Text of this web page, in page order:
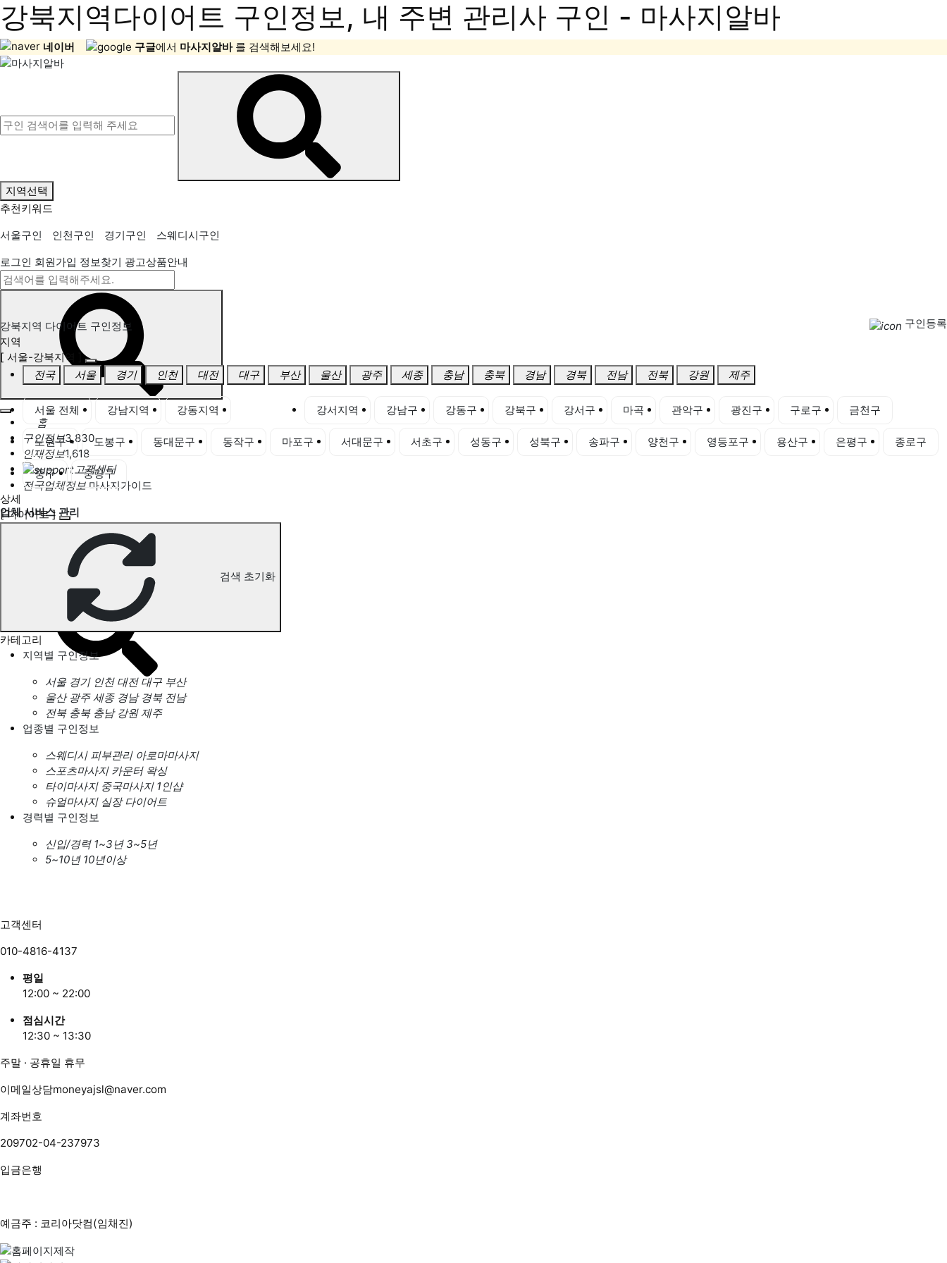
강북지역다이어트 구인정보, 내 주변 관리사 구인 - 마사지알바
네이버 구글에서 마사지알바 를 검색해보세요!
지역선택
추천키워드
서울구인
인천구인 경기구인
스웨디시구인
로그인 회원가입 정보찾기 광고상품안내
홈
구인정보3,830
인재정보1,618
고객센터
전국업체정보 마사지가이드
업체 서비스 관리
개인 서비스 관리
강북지역 다이어트 구인정보
강북지역 다이어트 구인정보
구인등록
지역
[ 서울-강북지역 ]
전국
서울 경기 인천 대전 대구 부산 울산 광주 세종 충남 충북 경남 경북 전남 전북 강원 제주
서울 전체 강남지역 강동지역 강서지역 강남구 강동구 강북구 강서구 마곡 관악구 광진구 구로구 금천구
노원구 도봉구 동대문구 동작구 마포구 서대문구 서초구 성동구 성북구 송파구 양천구 영등포구 용산구 은평구 종로구
중구
중랑구
상세
[ 다이어트 ]
검색 초기화
카테고리
지역별 구인정보
서울 경기 인천 대전 대구 부산
울산 광주 세종 경남 경북 전남
전북 충북 충남 강원 제주
업종별 구인정보
스웨디시 피부관리 아로마마사지
스포츠마사지 카운터 왁싱
타이마사지 중국마사지 1인샵
슈얼마사지 실장 다이어트
경력별 구인정보
신입/경력 1~3년 3~5년
5~10년 10년이상
고객센터
010-4816-4137
평일
12:00 ~ 22:00
점심시간
12:30 ~ 13:30
주말 · 공휴일 휴무
이메일상담moneyajsl@naver.com
계좌번호
209702-04-237973
입금은행
예금주 : 코리아닷컴(임채진)